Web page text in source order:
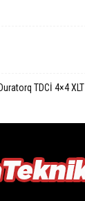
TDCİ 4×4 XLT